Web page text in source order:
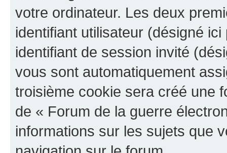
votre ordinateur. Les deux
identifiant utilisateur (désigné
identifiant de session invité
vous sont automatiquement
troisième cookie sera créé une
de « Forum de la guerre
informations sur les sujets que